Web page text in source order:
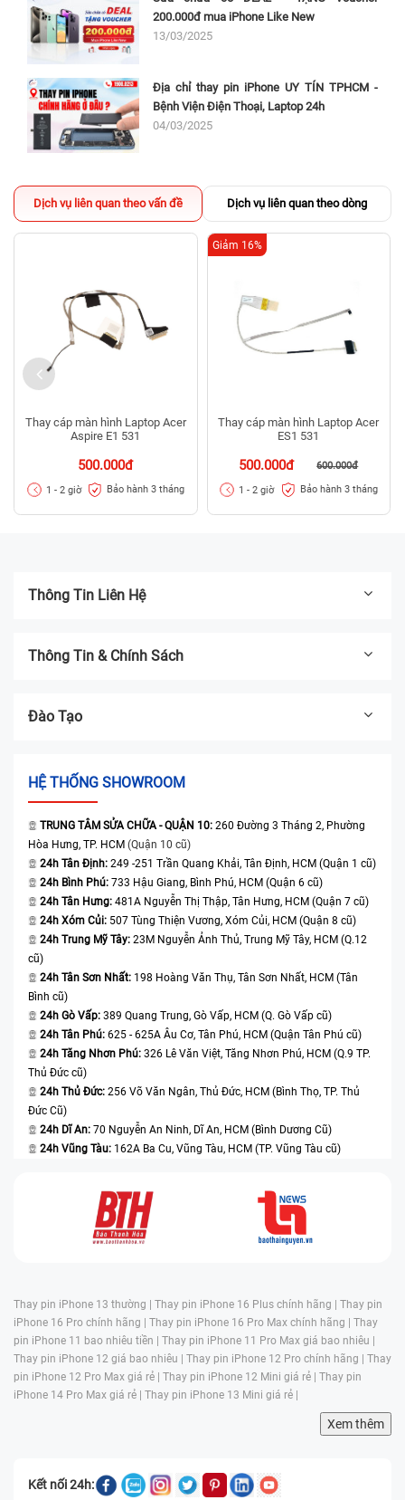
200.000đ mua iPhone Like New
13/03/2025
Địa chỉ thay pin iPhone UY TÍN TPHCM -
Bệnh Viện Điện Thoại, Laptop 24h
04/03/2025
Dịch vụ liên quan theo vấn đề Dịch vụ liên quan theo dòng
Thay cáp màn hình Laptop Acer
Aspire E1 531
500.000đ
1 - 2 giờ Bảo hành 3 tháng
Thay cáp màn hình Laptop Acer
ES1 531
500.000đ 600.000đ
Giảm 16%
1 - 2 giờ Bảo hành 3 tháng
Thông Tin Liên Hệ
Thông Tin & Chính Sách
Đào Tạo
HỆ THỐNG SHOWROOM
TRUNG TÂM SỬA CHỮA - QUẬN 10: 260 Đường 3 Tháng 2, Phường
Hòa Hưng, TP. HCM (Quận 10 cũ)
24h Tân Định: 249 -251 Trần Quang Khải, Tân Định, HCM (Quận 1 cũ)
24h Bình Phú: 733 Hậu Giang, Bình Phú, HCM (Quận 6 cũ)
24h Tân Hưng: 481A Nguyễn Thị Thập, Tân Hưng, HCM (Quận 7 cũ)
24h Xóm Củi: 507 Tùng Thiện Vương, Xóm Củi, HCM (Quận 8 cũ)
24h Trung Mỹ Tây: 23M Nguyễn Ảnh Thủ, Trung Mỹ Tây, HCM (Q.12
cũ)
24h Tân Sơn Nhất: 198 Hoàng Văn Thụ, Tân Sơn Nhất, HCM (Tân
Bình cũ)
24h Gò Vấp: 389 Quang Trung, Gò Vấp, HCM (Q. Gò Vấp cũ)
24h Tân Phú: 625 - 625A Âu Cơ, Tân Phú, HCM (Quận Tân Phú cũ)
24h Tăng Nhơn Phú: 326 Lê Văn Việt, Tăng Nhơn Phú, HCM (Q.9 TP.
Thủ Đức cũ)
24h Thủ Đức: 256 Võ Văn Ngân, Thủ Đức, HCM (Bình Thọ, TP. Thủ
Đức Cũ)
24h Dĩ An: 70 Nguyễn An Ninh, Dĩ An, HCM (Bình Dương Cũ)
24h Vũng Tàu: 162A Ba Cu, Vũng Tàu, HCM (TP. Vũng Tàu cũ)
Thay pin iPhone 13 thường | Thay pin iPhone 16 Plus chính hãng | Thay pin
iPhone 16 Pro chính hãng | Thay pin iPhone 16 Pro Max chính hãng | Thay
pin iPhone 11 bao nhiêu tiền | Thay pin iPhone 11 Pro Max giá bao nhiêu |
Thay pin iPhone 12 giá bao nhiêu | Thay pin iPhone 12 Pro chính hãng | Thay
pin iPhone 12 Pro Max giá rẻ | Thay pin iPhone 12 Mini giá rẻ | Thay pin
iPhone 14 Pro Max giá rẻ | Thay pin iPhone 13 Mini giá rẻ |
Xem thêm
Kết nối 24h: